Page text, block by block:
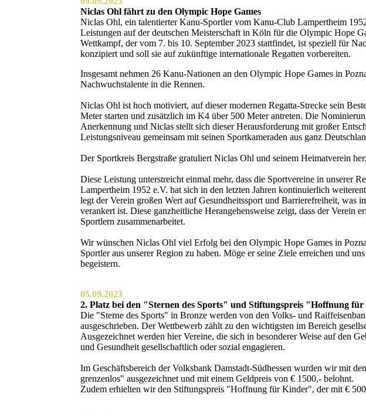
Niclas Ohl fährt zu den Olympic Hope Games
Niclas Ohl, ein talentierter Kanu-Sportler vom Kanu-Club Lampertheim
Leistungen auf der deutschen Meisterschaft in Köln für die Olympic Hope
Wettkampf, der vom 7. bis 10. September 2023 stattfindet, ist speziell für
konzipiert und soll sie auf zukünftige internationale Regatten vorbereiten.
Insgesamt nehmen 26 Kanu-Nationen an den Olympic Hope Games in
Nachwuchstalente in die Rennen.
Niclas Ohl ist hoch motiviert, auf dieser modernen Regatta-Strecke sein
Meter starten und zusätzlich im K4 über 500 Meter antreten. Die
Anerkennung und Niclas stellt sich dieser Herausforderung mit großer
Leistungsniveau gemeinsam mit seinen Sportkameraden aus ganz
Der Sportkreis Bergstraße gratuliert Niclas Ohl und seinem Heimatverein
Diese Leistung unterstreicht einmal mehr, dass die Sportvereine in unserer
Lampertheim 1952 e.V. hat sich in den letzten Jahren kontinuierlich
legt der Verein großen Wert auf Gesundheitssport und Barrierefreiheit, was
verankert ist. Diese ganzheitliche Herangehensweise zeigt, dass der Verein
Sportlern zusammenarbeitet.
Wir wünschen Niclas Ohl viel Erfolg bei den Olympic Hope Games in
Sportler aus unserer Region zu haben. Möge er seine Ziele erreichen und
begeistern.
05.09.2023
2. Platz bei den "Sternen des Sports" und Stiftungspreis "Hoffnung
Die "Sterne des Sports" in Bronze werden von den Volks- und
ausgeschrieben. Der Wettbewerb zählt zu den wichtigsten im Bereich
Ausgezeichnet werden hier Vereine, die sich in besonderer Weise auf den
und Gesundheit gesellschaftlich oder sozial engagieren.
Im Geschäftsbereich der Volksbank Damstadt-Südhessen wurden wir mit
grenzenlos" ausgezeichnet und mit einem Geldpreis von € 1500,- belohnt.
Zudem erhielten wir den Stiftungspreis "Hoffnung für Kinder", der mit €